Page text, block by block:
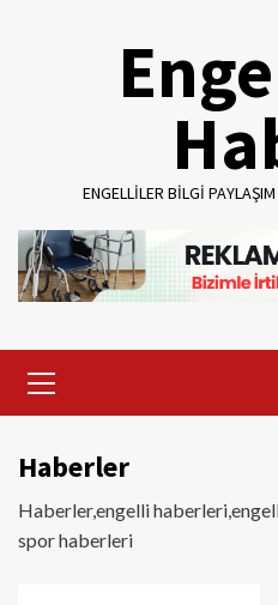
ENGELLILER BILGI
Menu
Haberler
Haberler,engelli
spor haberleri